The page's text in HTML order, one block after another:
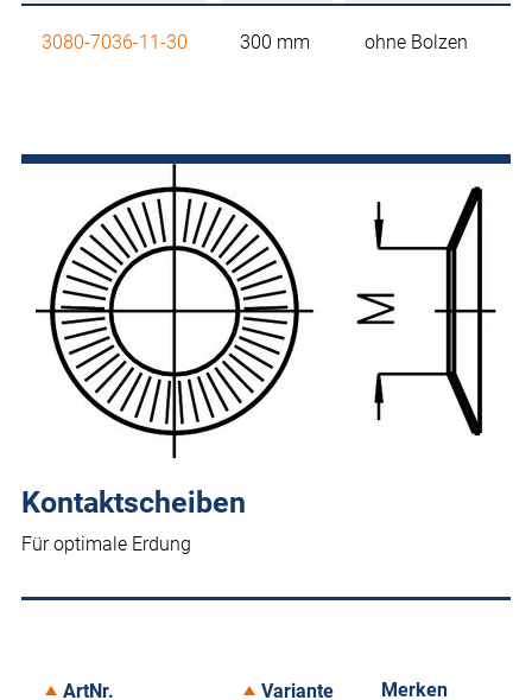
3080-7036-11-30 300 mm ohne Bolzen
Kontaktscheiben
Für optimale Erdung
ArtNr. Variante Merken